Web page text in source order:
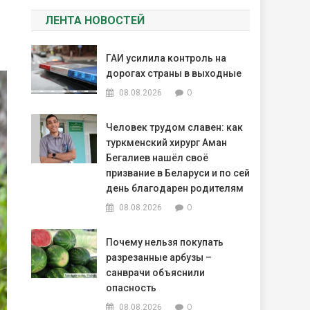
ЛЕНТА НОВОСТЕЙ
ГАИ усилила контроль на
дорогах страны в выходные
08.08.2026 0
Человек трудом славен: как
туркменский хирург Аман
Бегалиев нашёл своё
призвание в Беларуси и по сей
день благодарен родителям
08.08.2026 0
Почему нельзя покупать
разрезанные арбузы –
санврачи объяснили
опасность
08.08.2026 0